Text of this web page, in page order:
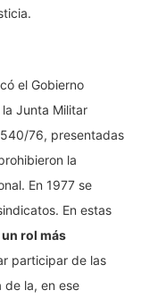
el Gobierno
Junta Militar
76, presentadas
la
En 1977 se
En estas
rol más
participar de las
de la, en ese